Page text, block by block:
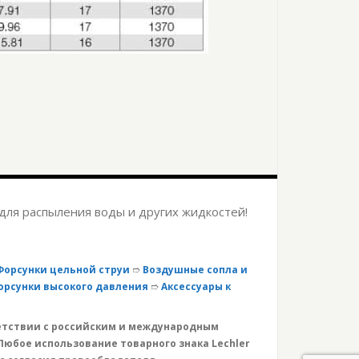
распыления воды и других жидкостей!
цельной струи ➱ Воздушные сопла и
высокого давления ➱Аксессуары к
с российским и международным
использование товарного знака Lechler